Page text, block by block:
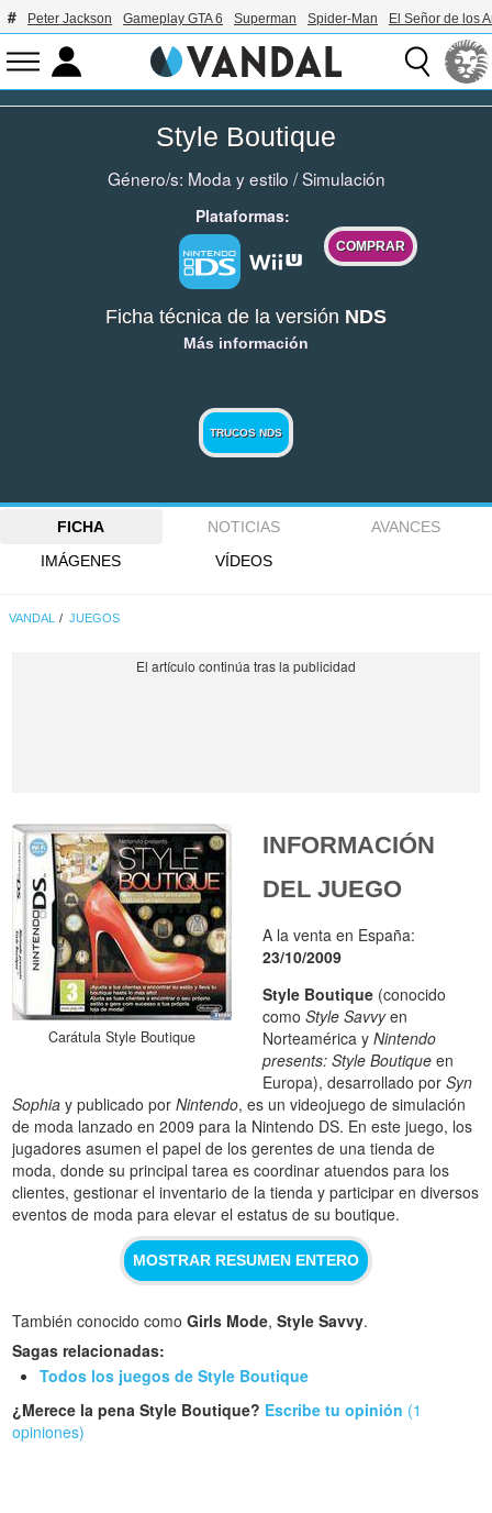
Peter Jackson Gameplay GTA 6 Superman Spider-Man El Señor de los
Style Boutique
Género/s: Moda y estilo /Simulación
Plataformas:
COMPRAR
Ficha técnica de la versión NDS
Más información
TRUCOS NDS
FICHA NOTICIAS
AVANCES
IMÁGENES
VÍDEOS
VANDAL JUEGOS
Carátula Style Boutique
INFORMACIÓN
DEL JUEGO
A la venta en España:
23/10/2009
Style Boutique (conocido
comoStyle Savvyen
Norteamérica yNintendo
presents: Style Boutique en
Europa), desarrollado porSyn
Sophia y publicado porNintendo, es un videojuego de simulación
de moda lanzado en 2009 para la Nintendo DS. En este juego, los
jugadores asumen el papel de los gerentes de una tienda de
moda, donde su principal tarea es coordinar atuendos para los
clientes, gestionar el inventario de la tienda y participar en diversos
eventos de moda para elevar el estatus de su boutique.
MOSTRAR RESUMEN ENTERO
También conocido comoGirls Mode,Style Savvy.
Sagas relacionadas:
Todos los juegos de Style Boutique
¿Merece la pena Style Boutique? Escribe tu opinión (1
opiniones)